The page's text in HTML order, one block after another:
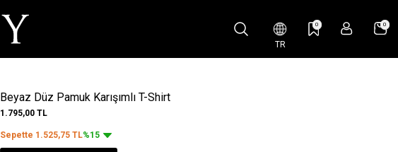
TR
0 0
Beyaz Düz Pamuk Karışımlı T-Shirt
1.795,00 TL
Sepette 1.525,75 TL%15